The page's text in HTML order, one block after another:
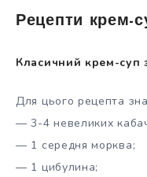
Рецепти крем-
Класичний крем-суп
Для цього рецепта
— 3-4 невеликих
— 1 середня морква;
— 1 цибулина;